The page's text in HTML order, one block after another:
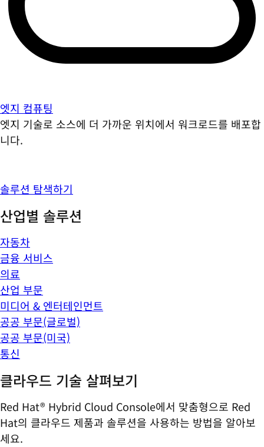
엣지 컴퓨팅
엣지 기술로 소스에 더 가까운 위치에서 워크로드를 배포합
니다.
솔루션 탐색하기
산업별 솔루션
자동차
금융 서비스
의료
산업 부문
미디어 & 엔터테인먼트
공공 부문(글로벌)
공공 부문(미국)
통신
클라우드 기술 살펴보기
Red Hat® Hybrid Cloud Console에서 맞춤형으로 Red
Hat의 클라우드 제품과 솔루션을 사용하는 방법을 알아보
세요.